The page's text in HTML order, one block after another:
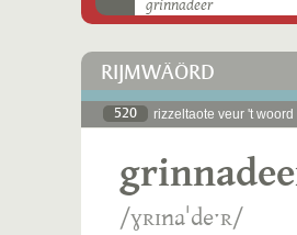
RIJMWÄÖRD
520 rizzeltaote veur 't woord
/ɣʀɪnaˈdeˑʀ/